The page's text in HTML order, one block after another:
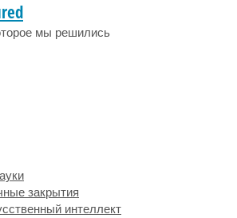
мы решились
закрытия
интеллект